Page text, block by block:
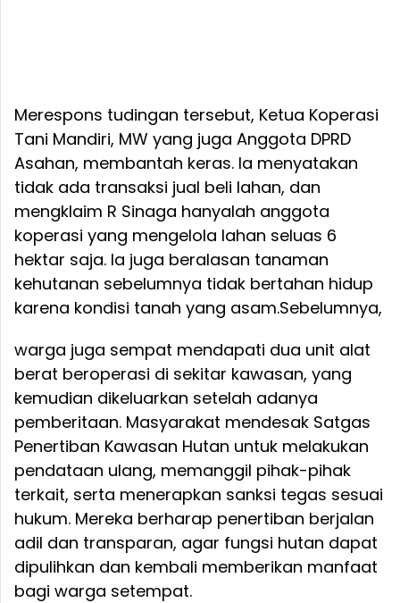
Merespons tudingan tersebut, Ketua Koperasi
Tani Mandiri, MW yang juga Anggota DPRD
Asahan, membantah keras. Ia menyatakan
tidak ada transaksi jual beli lahan, dan
mengklaim R Sinaga hanyalah anggota
koperasi yang mengelola lahan seluas 6
hektar saja. Ia juga beralasan tanaman
kehutanan sebelumnya tidak bertahan hidup
karena kondisi tanah yang asam.Sebelumnya,
warga juga sempat mendapati dua unit alat
berat beroperasi di sekitar kawasan, yang
kemudian dikeluarkan setelah adanya
pemberitaan. Masyarakat mendesak Satgas
Penertiban Kawasan Hutan untuk melakukan
pendataan ulang, memanggil pihak-pihak
terkait, serta menerapkan sanksi tegas sesuai
hukum. Mereka berharap penertiban berjalan
adil dan transparan, agar fungsi hutan dapat
dipulihkan dan kembali memberikan manfaat
bagi warga setempat.